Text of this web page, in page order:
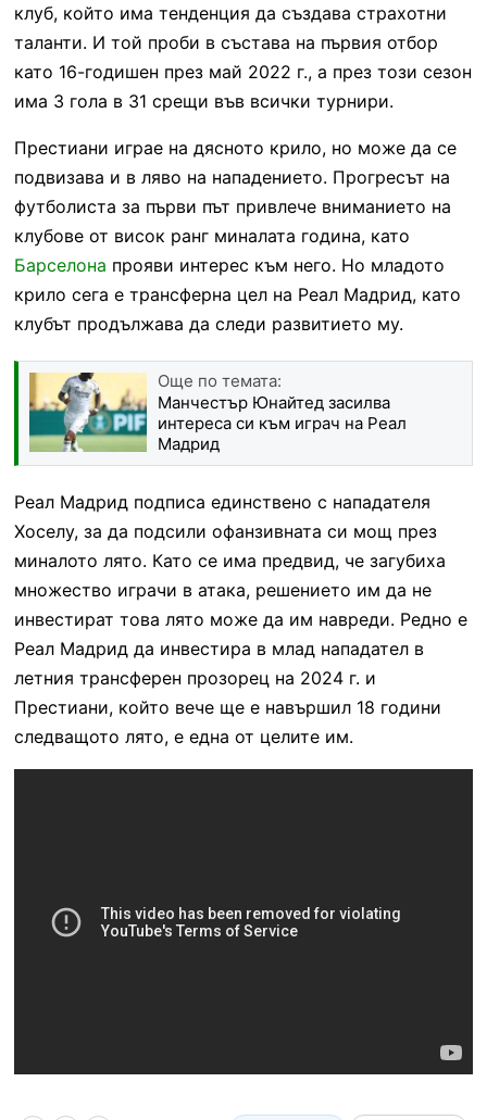
клуб, който има тенденция да създава страхотни
таланти. И той проби в състава на първия отбор
като 16-годишен през май 2022 г., а през този сезон
има 3 гола в 31 срещи във всички турнири.
Престиани играе на дясното крило, но може да се
подвизава и в ляво на нападението. Прогресът на
футболиста за първи път привлече вниманието на
клубове от висок ранг миналата година, като
Барселона прояви интерес към него. Но младото
крило сега е трансферна цел на Реал Мадрид, като
клубът продължава да следи развитието му.
Още по темата:
Манчестър Юнайтед засилва
интереса си към играч на Реал
Мадрид
Реал Мадрид подписа единствено с нападателя
Хоселу, за да подсили офанзивната си мощ през
миналото лято. Като се има предвид, че загубиха
множество играчи в атака, решението им да не
инвестират това лято може да им навреди. Редно е
Реал Мадрид да инвестира в млад нападател в
летния трансферен прозорец на 2024 г. и
Престиани, който вече ще е навършил 18 години
следващото лято, е една от целите им.